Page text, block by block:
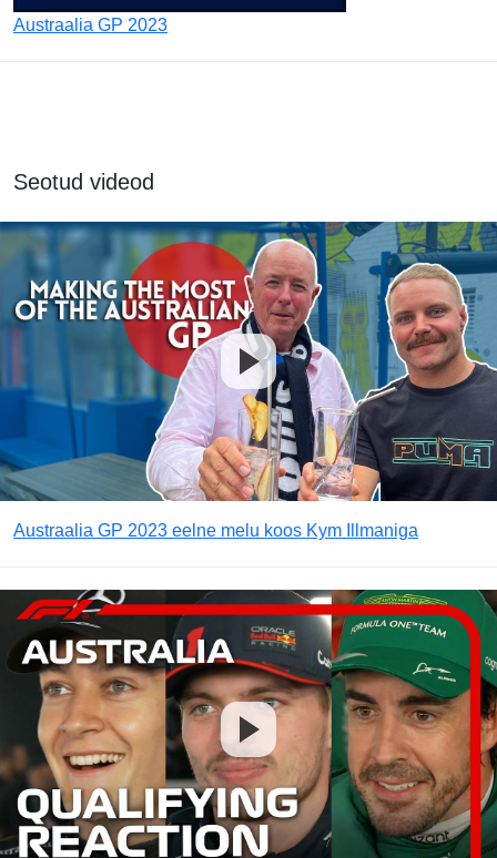
Austraalia GP 2023
Seotud videod
Austraalia GP 2023 eelne melu koos Kym Illmaniga